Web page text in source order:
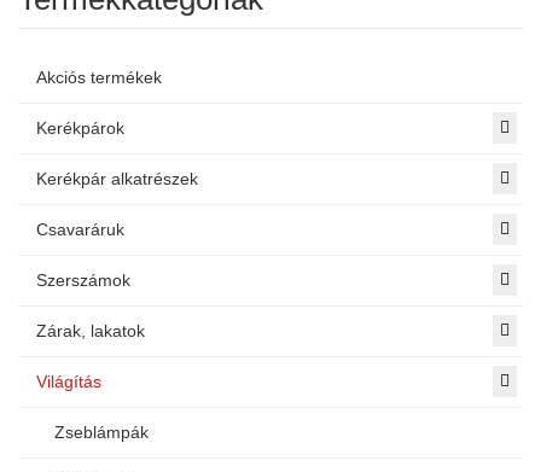
Akciós termékek
Kerékpárok
Kerékpár alkatrészek
Csavaráruk
Szerszámok
Zárak, lakatok
Világítás
Zseblámpák